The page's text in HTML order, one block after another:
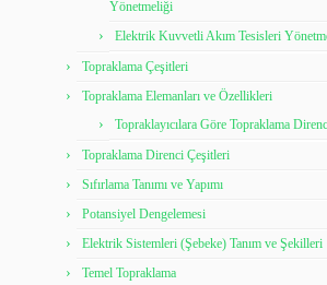
Yönetmeliği
Elektrik Kuvvetli Akım Tesisleri
Topraklama Çeşitleri
Topraklama Elemanları ve Özellikleri
Topraklayıcılara Göre Topraklama
Topraklama Direnci Çeşitleri
Sıfırlama Tanımı ve Yapımı
Potansiyel Dengelemesi
Elektrik Sistemleri (Şebeke) Tanım ve Şekilleri
Temel Topraklama